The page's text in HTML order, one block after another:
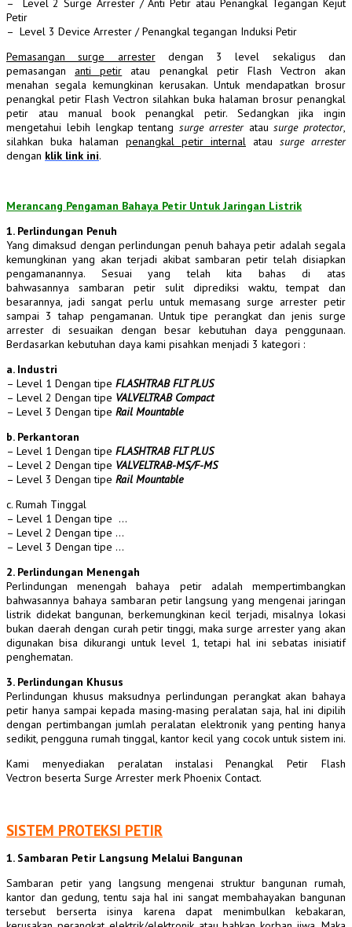
Petir
– Level 3 Device Arrester / Penangkal tegangan Induksi Petir
Pemasangan surge arresterdengan 3 level sekaligus dan
pemasangan anti petir atau penangkal petir Flash Vectron akan
menahan segala kemungkinan kerusakan. Untuk mendapatkan brosur
penangkal petir Flash Vectron silahkan buka halaman brosur penangkal
petir atau manual book penangkal petir. Sedangkan jika ingin
mengetahui lebih lengkap tentang surge arresteratausurge protector,
silahkan buka halaman penangkal petir internal atau surge arrester
dengan klik link ini.
Merancang Pengaman Bahaya Petir Untuk Jaringan Listrik
1. Perlindungan Penuh
Yang dimaksud dengan perlindungan penuh bahaya petir adalah segala
kemungkinan yang akan terjadi akibat sambaran petir telah disiapkan
pengamanannya. Sesuai yang telah kita bahas di atas
bahwasannya sambaran petir sulit diprediksi waktu, tempat dan
besarannya, jadi sangat perlu untuk memasang surge arrester petir
sampai 3 tahap pengamanan. Untuk tipe perangkat dan jenis surge
arrester di sesuaikan dengan besar kebutuhan daya penggunaan.
Berdasarkan kebutuhan daya kami pisahkan menjadi 3 kategori :
a. Industri
– Level 1 Dengan tipe FLASHTRAB FLT PLUS
– Level 2 Dengan tipe VALVELTRAB Compact
– Level 3 Dengan tipe Rail Mountable
b. Perkantoran
– Level 1 Dengan tipe FLASHTRAB FLT PLUS
– Level 2 Dengan tipe VALVELTRAB-MS/F-MS
– Level 3 Dengan tipe Rail Mountable
c. Rumah Tinggal
– Level 1 Dengan tipe …
– Level 2 Dengan tipe …
– Level 3 Dengan tipe …
2. Perlindungan Menengah
Perlindungan menengah bahaya petir adalah mempertimbangkan
bahwasannya bahaya sambaran petir langsung yang mengenai jaringan
listrik didekat bangunan, berkemungkinan kecil terjadi, misalnya lokasi
bukan daerah dengan curah petir tinggi, maka surge arrester yang akan
digunakan bisa dikurangi untuk level 1, tetapi hal ini sebatas inisiatif
penghematan.
3. Perlindungan Khusus
Perlindungan khusus maksudnya perlindungan perangkat akan bahaya
petir hanya sampai kepada masing-masing peralatan saja, hal ini dipilih
dengan pertimbangan jumlah peralatan elektronik yang penting hanya
sedikit, pengguna rumah tinggal, kantor kecil yang cocok untuk sistem ini.
Kami menyediakan peralatan instalasi Penangkal Petir Flash
Vectron beserta Surge Arrester merk Phoenix Contact.
SISTEM PROTEKSI PETIR
1. Sambaran Petir Langsung Melalui Bangunan
Sambaran petiryang langsung mengenai struktur bangunan rumah,
kantor dan gedung, tentu saja hal ini sangat membahayakan bangunan
tersebut berserta isinya karena dapat menimbulkan kebakaran,